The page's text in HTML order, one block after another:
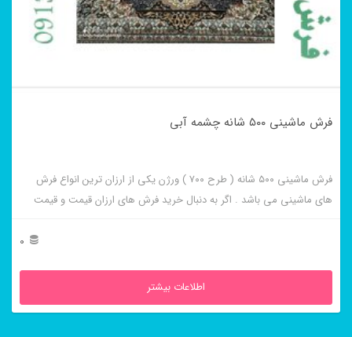
فرش ماشینی ۵۰۰ شانه چشمه آبی
فرش ماشینی ۵۰۰ شانه ( طرح ۷۰۰ ) ورژن یکی از ارزان ترین انواع فرش
های ماشینی می باشد . اگر به دنبال خرید فرش های ارزان قیمت و قیمت
0
اطلاعات بیشتر